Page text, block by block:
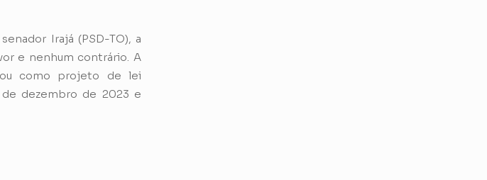
Irajá (PSD-TO), a
e nenhum contrário. A
como projeto de lei
de dezembro de 2023 e